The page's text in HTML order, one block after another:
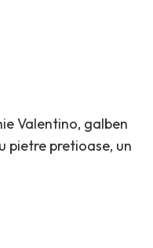
Valentino, galben
pietre pretioase, un